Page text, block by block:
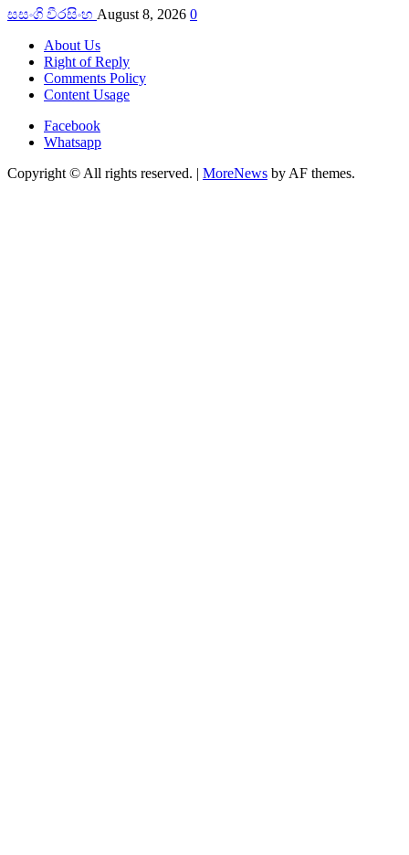
සසංගි වීරසිංහ August 8, 2026 0
About Us
Right of Reply
Comments Policy
Content Usage
Facebook
Whatsapp
Copyright © All rights reserved. | MoreNews by AF themes.